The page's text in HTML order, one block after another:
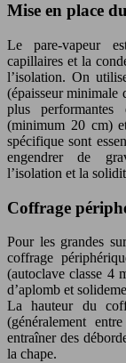
Mise en place
Le pare-vapeur
capillaires et la
l’isolation. On
(épaisseur minimale
plus performantes
(minimum 20 cm)
spécifique sont
engendrer de
l’isolation et la
Coffrage
Pour les grandes
coffrage
(autoclave classe 4
d’aplomb et
La hauteur du
(généralement
entraîner des
la chape.